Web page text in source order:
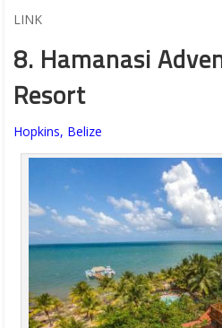
LINK
8. Hamanasi
Resort
Hopkins, Belize